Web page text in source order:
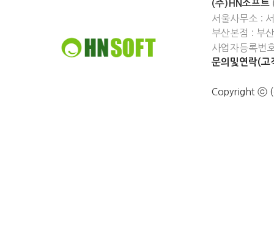
(주)HN소프트
서울사무소 :
부산본점 : 부
사업자등록
문의및연락(
Copyright ⓒ (